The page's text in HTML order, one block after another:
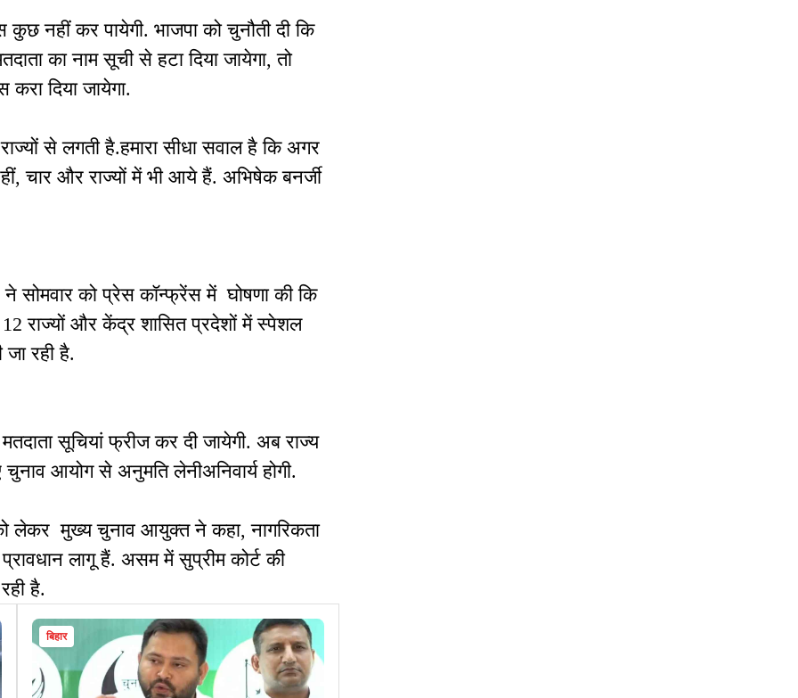
नहीं कर पायेगी. भाजपा को चुनौती दी कि
का नाम सूची से हटा दिया जायेगा, तो
दिया जायेगा.
से लगती है.हमारा सीधा सवाल है कि अगर
चार और राज्यों में भी आये हैं. अभिषेक बनर्जी
सोमवार को प्रेस कॉन्फ्रेंस में घोषणा की कि
राज्यों और केंद्र शासित प्रदेशों में स्पेशल
रही है.
सूचियां फ्रीज कर दी जायेगी. अब राज्य
आयोग से अनुमति लेनीअनिवार्य होगी.
मुख्य चुनाव आयुक्त ने कहा, नागरिकता
लागू हैं. असम में सुप्रीम कोर्ट की
है.
बिहार